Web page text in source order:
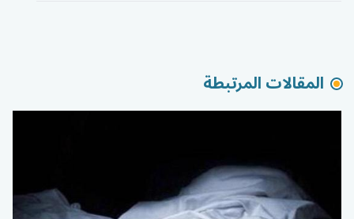
المقالات المرتبطة